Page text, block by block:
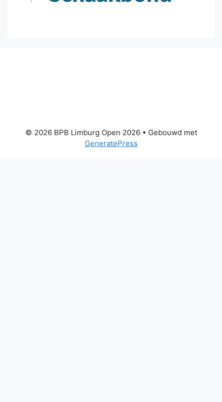
© 2026 BPB Limburg Open 2026• Gebouwd met
GeneratePress